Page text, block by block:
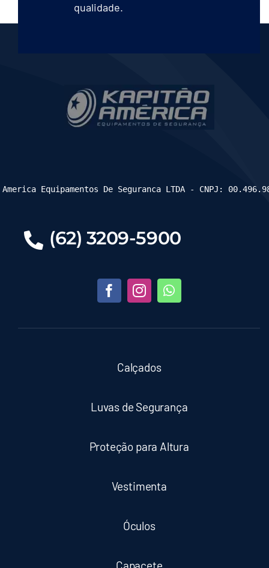
qualidade.
(62) 3209-5900
Calçados
Luvas de Segurança
Proteção para Altura
Vestimenta
Óculos
Equipamentos De Seguranca LTDA - CNPJ: